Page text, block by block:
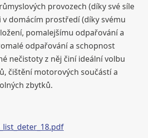
provozech (díky své síle
v domácím prostředí (díky svému
pomalejšímu odpařování a
odpařování a schopnost
nečistoty z něj činí ideální volbu
čištění motorových součástí a
zbytků.